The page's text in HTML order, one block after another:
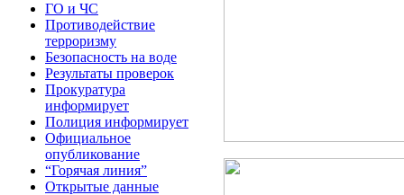
ГО и ЧС
Противодействие
терроризму
Безопасность на воде
Результаты проверок
Прокуратура
информирует
Полиция информирует
Официальное
опубликование
“Горячая линия”
Открытые данные